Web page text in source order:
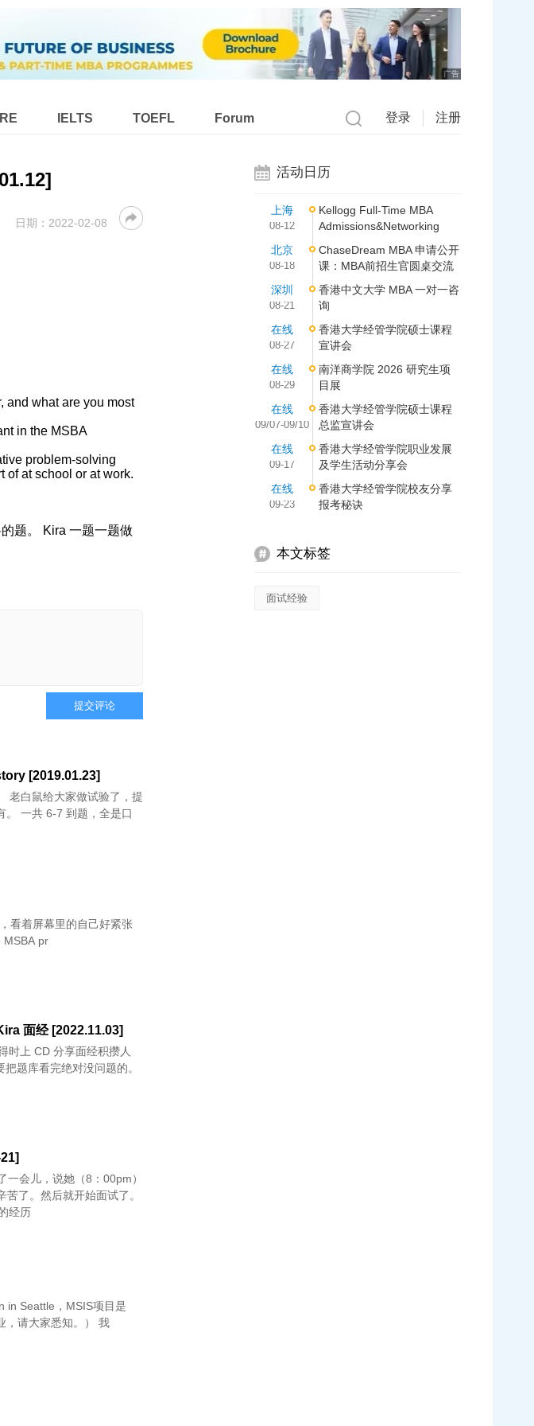
广告
IELTS TOEFL Forum 登录 注册
日期： 2022-02-08
and what are you most
in the MSBA
problem-solving
of at school or at work.
题。 Kira 一题一题做
提交评论
[2019.01.23]
老白鼠给大家做试验了，提
。 一共 6-7 到题，全是口
看着屏幕里的自己好紧张
MSBA pr
面经 [2022.11.03]
时上 CD 分享面经积攒人
题库看完绝对没问题的。
会儿，说她（8：00pm）
了。然后就开始面试了。
经历
in Seattle，MSIS项目是
，请大家悉知。） 我
活动日历
上海
08-12
Kellogg Full-Time MBA
Admissions&Networking
北京
08-18
ChaseDream MBA 申请公开
课：MBA前招生官圆桌交流
深圳
08-21
香港中文大学 MBA 一对一咨
询
在线
08-27
香港大学经管学院硕士课程
宣讲会
在线
08-29
南洋商学院 2026 研究生项
目展
在线
09/07-09/10
香港大学经管学院硕士课程
总监宣讲会
在线
09-17
香港大学经管学院职业发展
及学生活动分享会
在线
09-23
香港大学经管学院校友分享
报考秘诀
本文标签
面试经验